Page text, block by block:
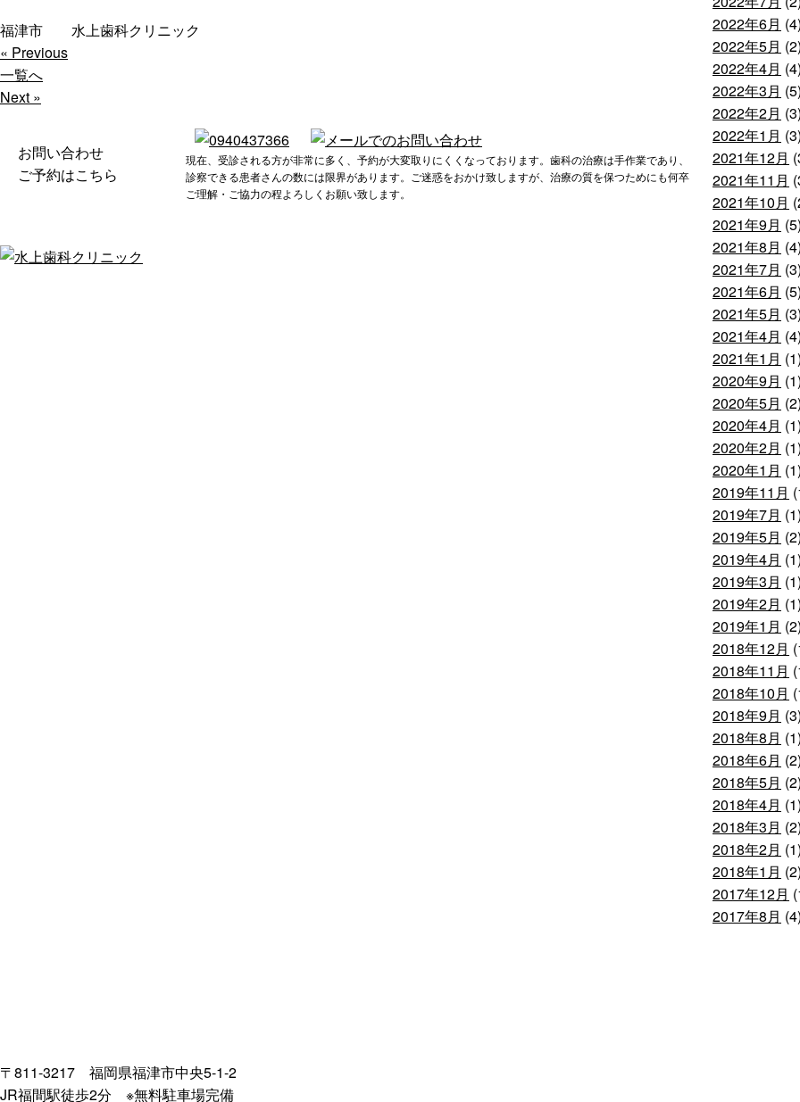
福津市 水上歯科クリニック
« Previous
一覧へ
Next »
2022年6月 (4)
2022年5月 (2)
2022年4月 (4)
2022年3月 (5)
2022年2月 (3)
2022年1月 (3)
2021年12月
2021年11月
2021年10月
2021年9月 (5)
2021年8月 (4)
2021年7月 (3)
2021年6月 (5)
2021年5月 (3)
2021年4月 (4)
2021年1月 (1)
2020年9月 (1)
2020年5月 (2)
2020年4月 (1)
2020年2月 (1)
2020年1月 (1)
2019年11月
2019年7月 (1)
2019年5月 (2)
2019年4月 (1)
2019年3月 (1)
2019年2月 (1)
2019年1月 (2)
2018年12月
2018年11月
2018年10月
2018年9月 (3)
2018年8月 (1)
2018年6月 (2)
2018年5月 (2)
2018年4月 (1)
2018年3月 (2)
2018年2月 (1)
2018年1月 (2)
2017年12月
2017年8月 (4)
お問い合わせ
ご予約はこちら
現在、受診される方が非常に多く、予約が大変取りにくくなっております。歯科の治療は手作業であり、
診察できる患者さんの数には限界があります。ご迷惑をおかけ致しますが、治療の質を保つためにも何卒
ご理解・ご協力の程よろしくお願い致します。
〒811-3217 福岡県福津市中央5-1-2
JR福間駅徒歩2分
※無料駐車場完備